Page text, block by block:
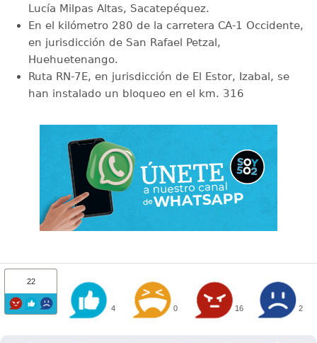
Lucía Milpas Altas, Sacatepéquez.
En el kilómetro 280 de la carretera CA-1 Occidente,
en jurisdicción de San Rafael Petzal,
Huehuetenango.
Ruta RN-7E, en jurisdicción de El Estor, Izabal, se
han instalado un bloqueo en el km. 316
22
4 0 16 2